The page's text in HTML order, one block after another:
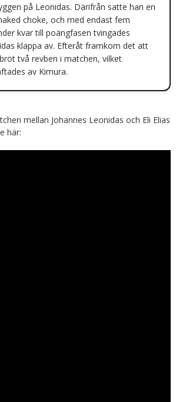
på Leonidas. Därifrån satte han en
choke, och med endast fem
kvar till poängfasen tvingades
klappa av. Efteråt framkom det att
två revben i matchen, vilket
av Kimura.
mellan Johannes Leonidas och Eli Elias
här: